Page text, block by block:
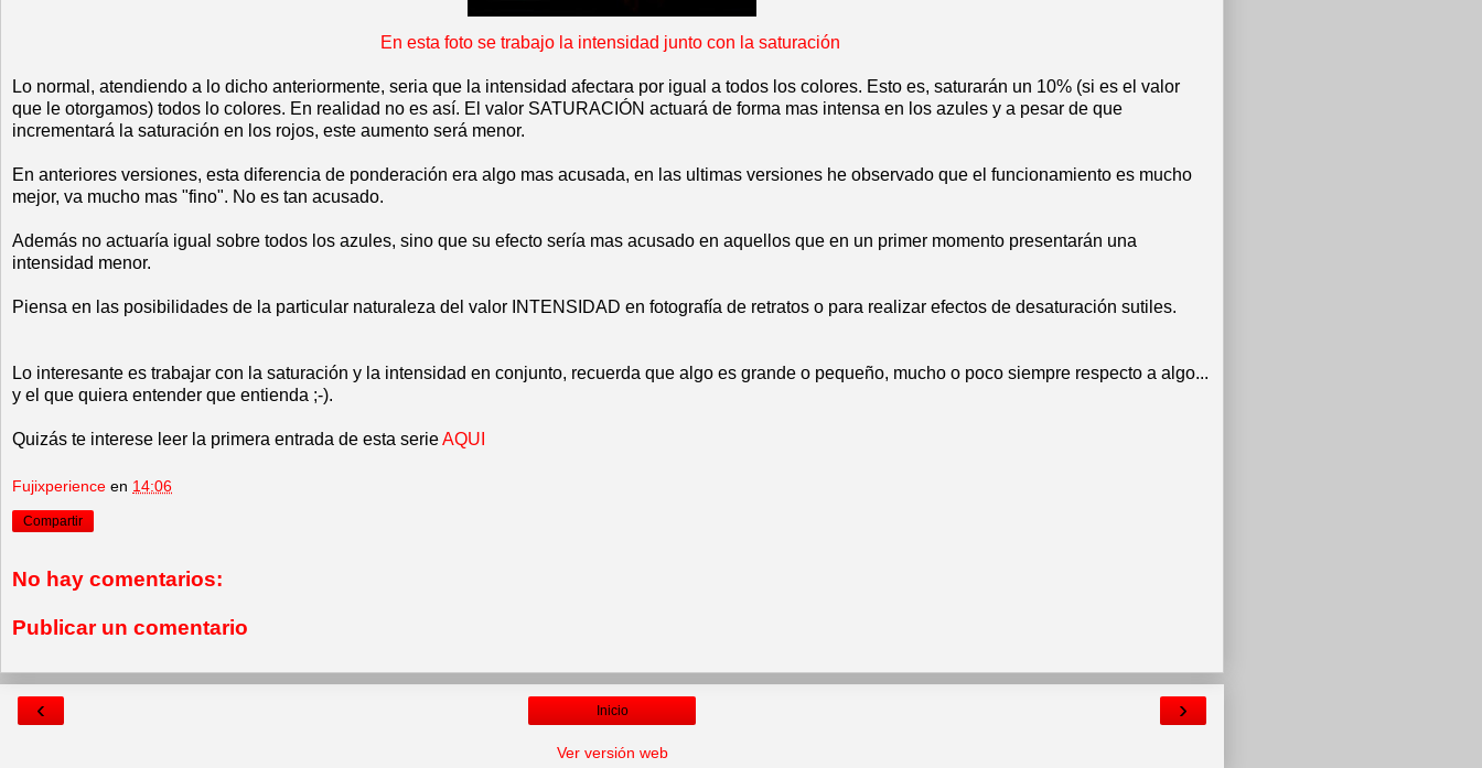
En esta foto se trabajo la intensidad junto con la saturación
Lo normal, atendiendo a lo dicho anteriormente, seria que la intensidad afectara por igual a todos los colores. Esto es, saturarán un 10% (si es el valor
que le otorgamos) todos lo colores. En realidad no es así. El valor SATURACIÓN actuará de forma mas intensa en los azules y a pesar de que
incrementará la saturación en los rojos, este aumento será menor.
En anteriores versiones, esta diferencia de ponderación era algo mas acusada, en las ultimas versiones he observado que el funcionamiento es mucho
mejor, va mucho mas "fino". No es tan acusado.
Además no actuaría igual sobre todos los azules, sino que su efecto sería mas acusado en aquellos que en un primer momento presentarán una
intensidad menor.
Piensa en las posibilidades de la particular naturaleza del valor INTENSIDAD en fotografía de retratos o para realizar efectos de desaturación sutiles.
Lo interesante es trabajar con la saturación y la intensidad en conjunto, recuerda que algo es grande o pequeño, mucho o poco siempre respecto a algo...
y el que quiera entender que entienda ;-).
Quizás te interese leer la primera entrada de esta serieAQUI
Fujixperience en 14:06
Compartir
No hay comentarios:
Publicar un comentario
‹ ›
Inicio
Ver versión web